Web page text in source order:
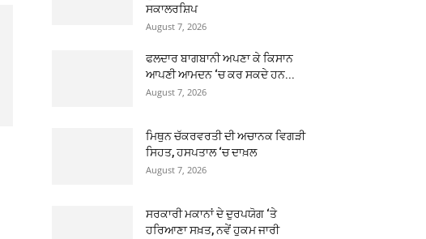
ਸਕਾਲਰਸ਼ਿਪ
August 7, 2026
ਫਲਦਾਰ ਬਾਗਬਾਨੀ ਅਪਣਾ ਕੇ ਕਿਸਾਨ
ਆਪਣੀ ਆਮਦਨ ‘ਚ ਕਰ ਸਕਦੇ ਹਨ...
August 7, 2026
ਮਿਥੁਨ ਚੱਕਰਵਰਤੀ ਦੀ ਅਚਾਨਕ ਵਿਗੜੀ
ਸਿਹਤ, ਹਸਪਤਾਲ ‘ਚ ਦਾਖ਼ਲ
August 7, 2026
ਸਰਕਾਰੀ ਮਕਾਨਾਂ ਦੇ ਦੁਰਪਯੋਗ ‘ਤੇ
ਹਰਿਆਣਾ ਸਖ਼ਤ, ਨਵੇਂ ਹੁਕਮ ਜਾਰੀ